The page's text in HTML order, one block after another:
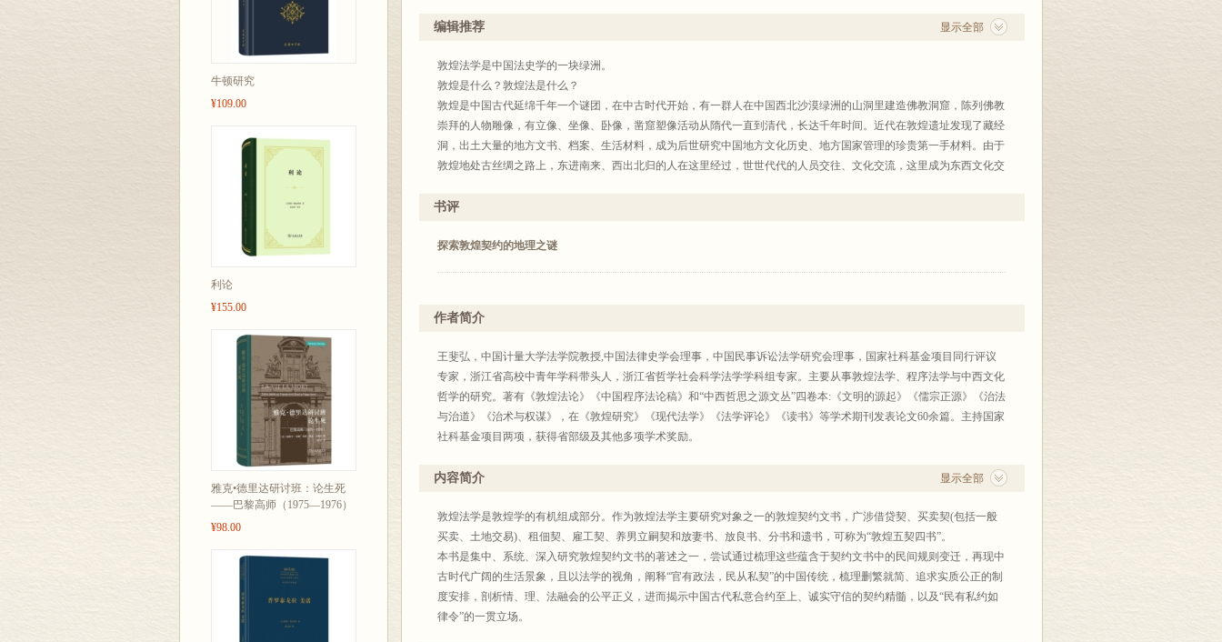
牛顿研究
¥109.00
利论
¥155.00
雅克•德里达研讨班：论生死
——巴黎高师（1975—1976）
¥98.00
显示全部
编辑推荐
敦煌法学是中国法史学的一块绿洲。
敦煌是什么？敦煌法是什么？
敦煌是中国古代延绵千年一个谜团，在中古时代开始，有一群人在中国西北沙漠绿洲的山洞里建造佛教洞窟，陈列佛教
崇拜的人物雕像，有立像、坐像、卧像，凿窟塑像活动从隋代一直到清代，长达千年时间。近代在敦煌遗址发现了藏经
洞，出土大量的地方文书、档案、生活材料，成为后世研究中国地方文化历史、地方国家管理的珍贵第一手材料。由于
敦煌地处古丝绸之路上，东进南来、西出北归的人在这里经过，世世代代的人员交往、文化交流，这里成为东西文化交
影响。敦煌法，也是方兴未艾，等待研究。未来敦煌法应是中法史的一个热点。
书评
探索敦煌契约的地理之谜
作者简介
王斐弘，中国计量大学法学院教授,中国法律史学会理事，中国民事诉讼法学研究会理事，国家社科基金项目同行评议
专家，浙江省高校中青年学科带头人，浙江省哲学社会科学法学学科组专家。主要从事敦煌法学、程序法学与中西文化
哲学的研究。著有《敦煌法论》《中国程序法论稿》和“中西哲思之源文丛”四卷本:《文明的源起》《儒宗正源》《治法
与治道》《治术与权谋》，在《敦煌研究》《现代法学》《法学评论》《读书》等学术期刊发表论文60余篇。主持国家
社科基金项目两项，获得省部级及其他多项学术奖励。
显示全部
内容简介
敦煌法学是敦煌学的有机组成部分。作为敦煌法学主要研究对象之一的敦煌契约文书，广涉借贷契、买卖契(包括一般
买卖、土地交易)、租佃契、雇工契、养男立嗣契和放妻书、放良书、分书和遗书，可称为“敦煌五契四书”。
本书是集中、系统、深入研究敦煌契约文书的著述之一，尝试通过梳理这些蕴含于契约文书中的民间规则变迁，再现中
古时代广阔的生活景象，且以法学的视角，阐释“官有政法，民从私契”的中国传统，梳理删繁就简、追求实质公正的制
度安排，剖析情、理、法融会的公平正义，进而揭示中国古代私意合约至上、诚实守信的契约精髓，以及“民有私约如
律令”的一贯立场。